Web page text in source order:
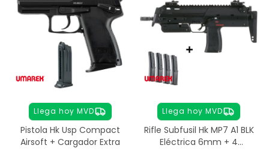
Llega hoy MVD
Pistola Hk Usp Compact
Airsoft + Cargador Extra
Llega hoy MVD
Rifle Subfusil Hk MP7 A1 BLK
Eléctrica 6mm + 4